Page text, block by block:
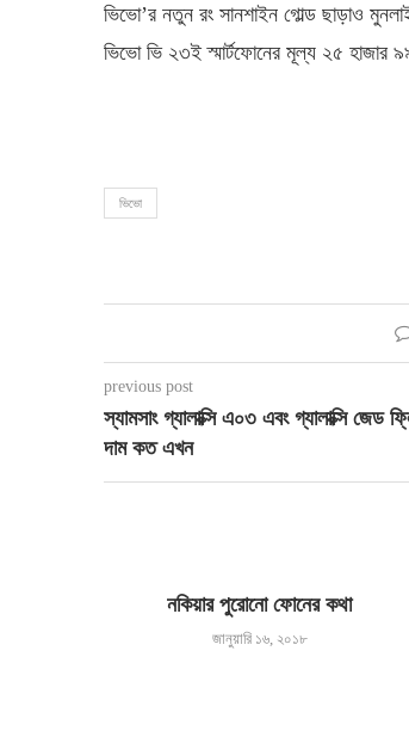
ভিভো’র নতুন রং সানশাইন গোল্ড ছাড়াও
ভিভো ভি ২৩ই স্মার্টফোনের মূল্য ২৫ হাজার
ভিভো
previous post
স্যামসাং গ্যালাক্সি এ০৩ এবং গ্যালাক্সি জেড
দাম কত এখন
নকিয়ার পুরোনো ফোনের কথা
জানুয়ারি ১৬, ২০১৮